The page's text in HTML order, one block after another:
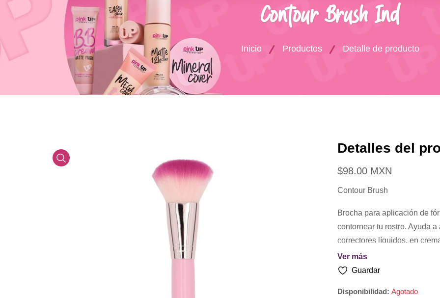
Contour Brush Ind
Inicio Productos Detalle de producto
Detalles del
$98.00 MXN
Contour Brush
Brocha para aplicación de
contornear tu rostro. Ayuda
correctores líquidos, en
alta calidad.
Ver más
Guardar
Disponibilidad: Agotado